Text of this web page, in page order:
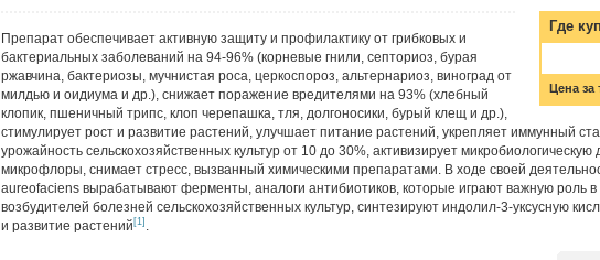
Где
Цена за
Препарат обеспечивает активную защиту и профилактику от грибковых и
бактериальных заболеваний на 94-96% (корневые гнили, септориоз, бурая
ржавчина, бактериозы, мучнистая роса, церкоспороз, альтернариоз, виноград от
милдью и оидиума и др.), снижает поражение вредителями на 93% (хлебный
клопик, пшеничный трипс, клоп черепашка, тля, долгоносики, бурый клещ и др.),
стимулирует рост и развитие растений, улучшает питание растений, укрепляет иммунный
урожайность сельскохозяйственных культур от 10 до 30%, активизирует микробиологическую
микрофлоры, снимает стресс, вызванный химическими препаратами. В ходе своей
aureofaciens вырабатывают ферменты, аналоги антибиотиков, которые играют важную роль
возбудителей болезней сельскохозяйственных культур, синтезируют индолил-3-уксусную
и развитие растений [1] .